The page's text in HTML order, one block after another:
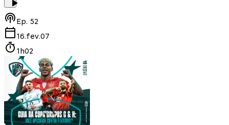
Ep. 52
16.fev.07
1h02